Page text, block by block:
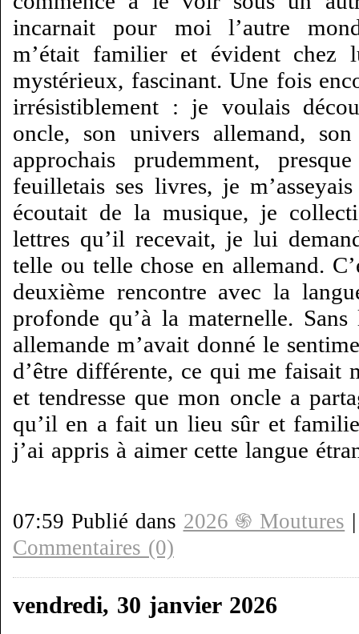
incarnait pour moi l’autre
m’était familier et évident chez
mystérieux, fascinant. Une fois
irrésistiblement : je voulais
oncle, son univers allemand,
approchais prudemment,
feuilletais ses livres, je
écoutait de la musique, je
lettres qu’il recevait, je lui
telle ou telle chose en allemand.
deuxième rencontre avec la
profonde qu’à la maternelle.
allemande m’avait donné le
d’être différente, ce qui me faisait
et tendresse que mon oncle a
qu’il en a fait un lieu sûr et
j’ai appris à aimer cette langue
07:59 Publié dans 2026 ֍ Moutures
Commentaires (0)
vendredi, 30 janvier 2026